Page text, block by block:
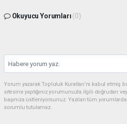
Okuyucu Yorumları (0)
Yorum yazarak Topluluk Kuralları’nı kabul
sitesine yaptığınız yorumunuzla ilgili doğrudan
başınıza üstleniyorsunuz. Yazılan tüm
sorumlu tutulamaz.